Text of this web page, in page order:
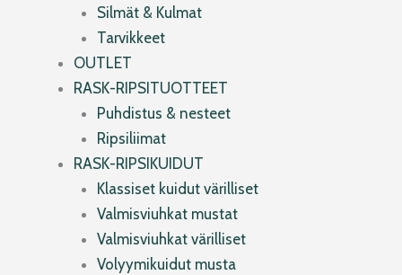
Silmät & Kulmat
Tarvikkeet
OUTLET
RASK-RIPSITUOTTEET
Puhdistus & nesteet
Ripsiliimat
RASK-RIPSIKUIDUT
Klassiset kuidut värilliset
Valmisviuhkat mustat
Valmisviuhkat värilliset
Volyymikuidut musta